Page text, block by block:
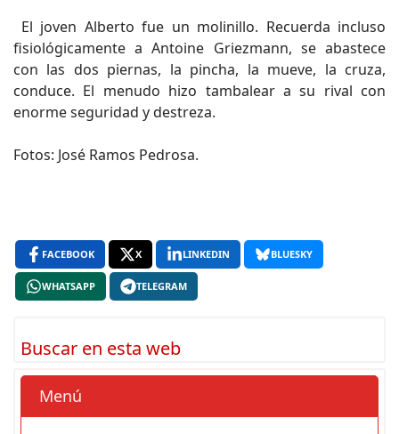
El joven Alberto fue un molinillo. Recuerda incluso
fisiológicamente a Antoine Griezmann, se abastece
con las dos piernas, la pincha, la mueve, la cruza,
conduce. El menudo hizo tambalear a su rival con
enorme seguridad y destreza.
Fotos: José Ramos Pedrosa.
FACEBOOK X LINKEDIN BLUESKY
WHATSAPP TELEGRAM
Buscar en esta web
Menú